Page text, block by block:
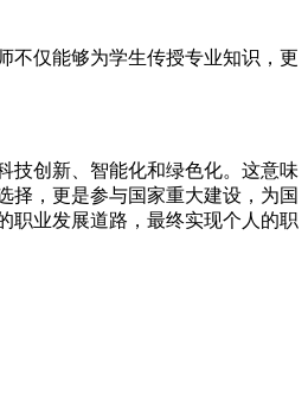
不仅能够为学生传授专业知识，更
技创新、智能化和绿色化。这意味
择，更是参与国家重大建设，为国
职业发展道路，最终实现个人的职